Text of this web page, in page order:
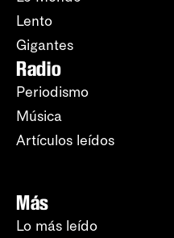
Lento
Gigantes
Radio
Periodismo
Música
Artículos leídos
Más
Lo más leído